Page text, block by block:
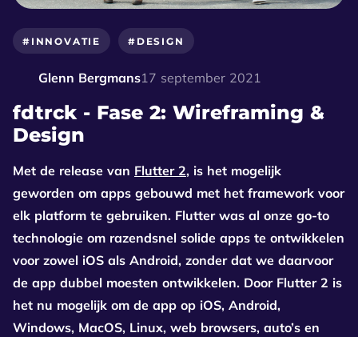
#INNOVATIE #DESIGN
Glenn Bergmans17 september 2021
fdtrck - Fase 2: Wireframing &
Design
Met de release van Flutter 2, is het mogelijk
geworden om apps gebouwd met het framework voor
elk platform te gebruiken. Flutter was al onze go-to
technologie om razendsnel solide apps te ontwikkelen
voor zowel iOS als Android, zonder dat we daarvoor
de app dubbel moesten ontwikkelen. Door Flutter 2 is
het nu mogelijk om de app op iOS, Android,
Windows, MacOS, Linux, web browsers, auto’s en